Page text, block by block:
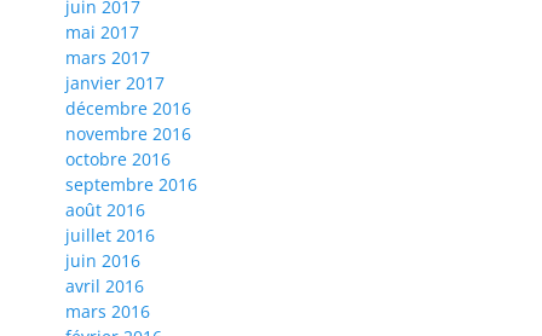
juin 2017
mai 2017
mars 2017
janvier 2017
décembre 2016
novembre 2016
octobre 2016
septembre 2016
août 2016
juillet 2016
juin 2016
avril 2016
mars 2016